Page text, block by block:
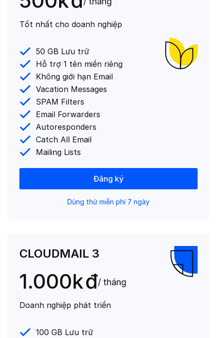
Tốt nhất cho doanh nghiệp
50 GB Lưu trữ
Hỗ trợ 1 tên miền riêng
Không giới hạn Email
Vacation Messages
SPAM Filters
Email Forwarders
Autoresponders
Catch All Email
Mailing Lists
Đăng ký
Dùng thử miễn phí 7 ngày
CLOUDMAIL 3
1.000kđ/ tháng
Doanh nghiệp phát triển
100 GB Lưu trữ